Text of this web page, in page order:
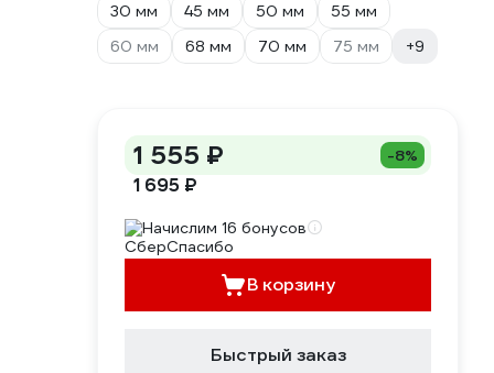
30 мм
45 мм 50 мм
55 мм
60 мм
68 мм 70 мм 75 мм +9
1 555 ₽ -8%
1 695 ₽
Начислим 16 бонусов
В корзину
Быстрый заказ